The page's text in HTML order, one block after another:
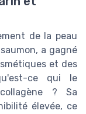
de la peau
a gagné
et des
ce qui le
? Sa
élevée, ce